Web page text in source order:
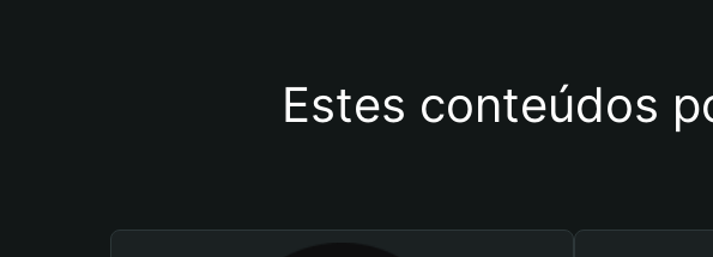
Estes conteúdos